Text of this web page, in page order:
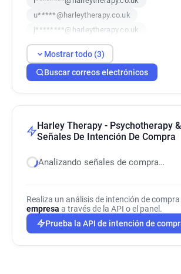
u*****@harleytherapy.co.uk
j********@harleytherapy.co.uk
Mostrar todo (3)
Buscar correos electrónicos
Harley Therapy - Psychotherapy
Señales De Intención De Compra
Analizando señales de compra…
Realiza un análisis de intención de compra
empresa a través de la API o el panel.
Prueba la API de intención de